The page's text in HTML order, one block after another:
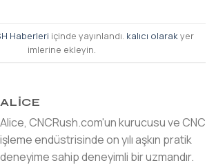
Haberleri içinde yayınlandı. kalıcı olarakyer
imlerine ekleyin.
ALICE
Alice, CNCRush.com'un kurucusu ve CNC
işleme endüstrisinde on yılı aşkın pratik
deneyime sahip deneyimli bir uzmandır.